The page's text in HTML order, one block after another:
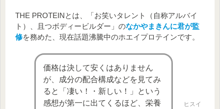
THE PROTEINとは、「お笑いタレント（自称アルバイ
ト）、且つボディービルダー」のなかやまきんに君が監
修を務めた、現在話題沸騰中のホエイプロテインです。
価格は決して安くはありません
が、成分の配合構成などを見てみ
ると「凄い！・新しい！」という
感想が第一に出てくるほど、栄養
ヒスイ